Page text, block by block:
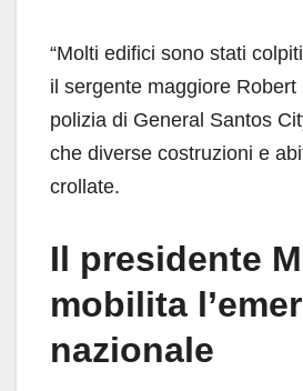
“Molti edifici sono stati
il sergente maggiore Robert
polizia di General Santos
che diverse costruzioni e
crollate.
Il presidente
mobilita
nazionale